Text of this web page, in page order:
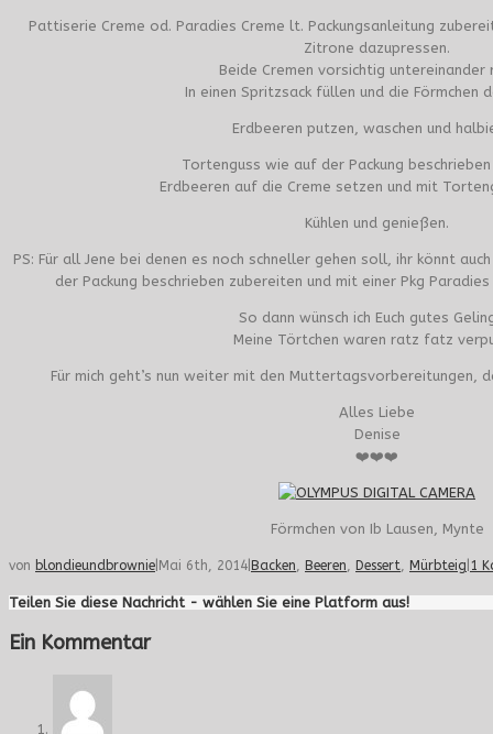
Pattiserie Creme od. Paradies Creme lt. Packungsanleitung
Zitrone dazupressen.
Beide Cremen vorsichtig untereinander
In einen Spritzsack füllen und die Förmchen
Erdbeeren putzen, waschen und
Tortenguss wie auf der Packung
Erdbeeren auf die Creme setzen und mit
Kühlen und genießen.
PS: Für all Jene bei denen es noch schneller gehen soll, ihr könnt
der Packung beschrieben zubereiten und mit einer Pkg
So dann wünsch ich Euch gutes
Meine Törtchen waren ratz fatz
Für mich geht’s nun weiter mit den Muttertagsvorbereitungen,
Alles Liebe
Denise
❤️❤️❤️
Förmchen von Ib Lausen, Mynte
von blondieundbrownie Mai 6th, 2014 Backen, Beeren, Dessert, Mürbteig 1
Teilen Sie diese Nachricht - wählen Sie eine Platform aus!
Ein Kommentar